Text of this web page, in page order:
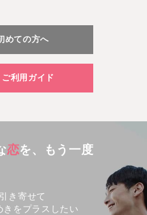
めての方へ
ご利用ガイド
恋を、もう一度
き寄せて
きをプラスしたい